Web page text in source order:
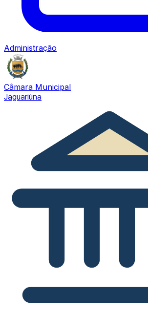
Administração
Câmara Municipal
Jaguariúna